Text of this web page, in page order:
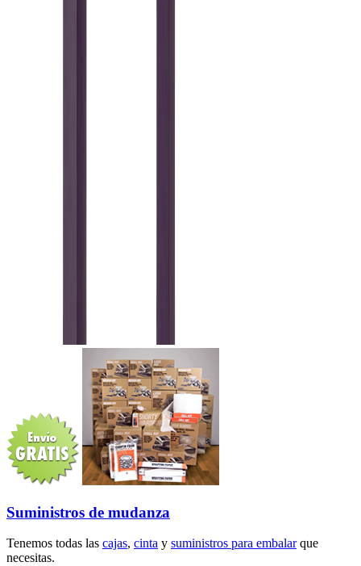
Suministros de mudanza
Tenemos todas las cajas, cinta y suministros para embalarque
necesitas.